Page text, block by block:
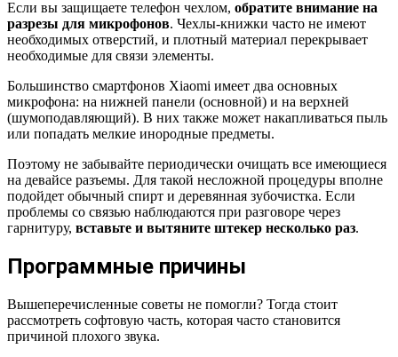
Если вы защищаете телефон чехлом, обратите внимание на
разрезы для микрофонов. Чехлы-книжки часто не имеют
необходимых отверстий, и плотный материал перекрывает
необходимые для связи элементы.
Большинство смартфонов Xiaomi имеет два основных
микрофона: на нижней панели (основной) и на верхней
(шумоподавляющий). В них также может накапливаться пыль
или попадать мелкие инородные предметы.
Поэтому не забывайте периодически очищать все имеющиеся
на девайсе разъемы. Для такой несложной процедуры вполне
подойдет обычный спирт и деревянная зубочистка. Если
проблемы со связью наблюдаются при разговоре через
гарнитуру, вставьте и вытяните штекер несколько раз.
Программные причины
Вышеперечисленные советы не помогли? Тогда стоит
рассмотреть софтовую часть, которая часто становится
причиной плохого звука.